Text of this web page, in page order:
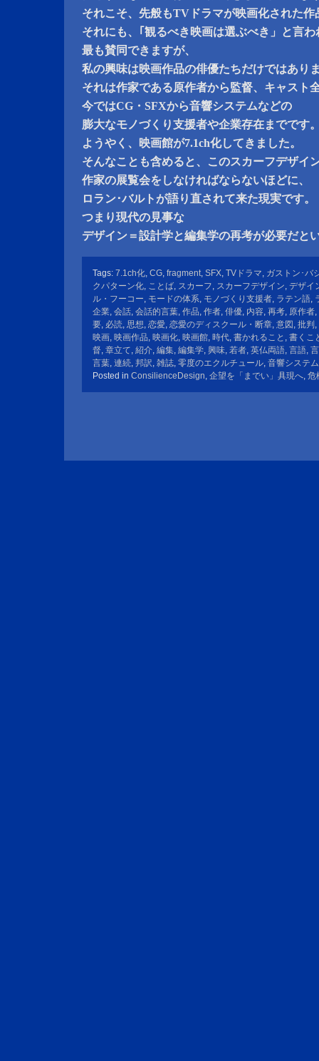
それこそ、先般もTVドラマが映画化された作
それにも、｢観るべき映画は選ぶべき」と言わ
最も賛同できますが、
私の興味は映画作品の俳優たちだけではあり
それは作家である原作者から監督、キャスト
今ではCG・SFXから音響システムなどの
膨大なモノづくり支援者や企業存在までです
ようやく、映画館が7.1ch化してきました。
そんなことも含めると、このスカーフデザイ
作家の展覧会をしなければならないほどに、
ロラン･バルトが語り直されて来た現実です。
つまり現代の見事な
デザイン＝設計学と編集学の再考が必要だと
Tags: 7.1ch化, CG, fragment, SFX, TVドラマ, ガストン･バ
クパターン化, ことば, スカーフ, スカーフデザイン, デザイ
ル・フーコー, モードの体系, モノづくり支援者, ラテン語,
企業, 会話, 会話的言葉, 作品, 作者, 俳優, 内容, 再考, 原作者,
要, 必読, 思想, 恋愛, 恋愛のディスクール・断章, 意図 , 批判 ,
映画, 映画作品, 映画化, 映画館, 時代, 書かれること , 書くこ
督, 章立て, 紹介, 編集, 編集学, 興味, 若者, 英仏両語, 言語,
言葉, 連続, 邦訳, 雑誌, 零度のエクルチュール, 音響システム
Posted in ConsilienceDesign, 企望を「までい」具現へ, 危